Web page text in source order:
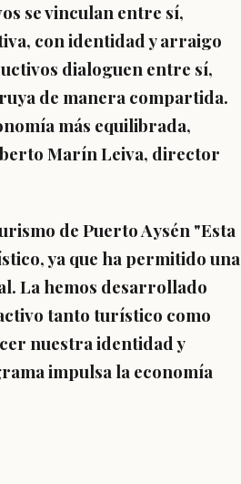
se vinculan entre sí,
con identidad y arraigo
dialoguen entre sí,
de manera compartida.
más equilibrada,
Marín Leiva, director
de Puerto Aysén "Esta
ya que ha permitido una
La hemos desarrollado
tanto turístico como
nuestra identidad y
impulsa la economía